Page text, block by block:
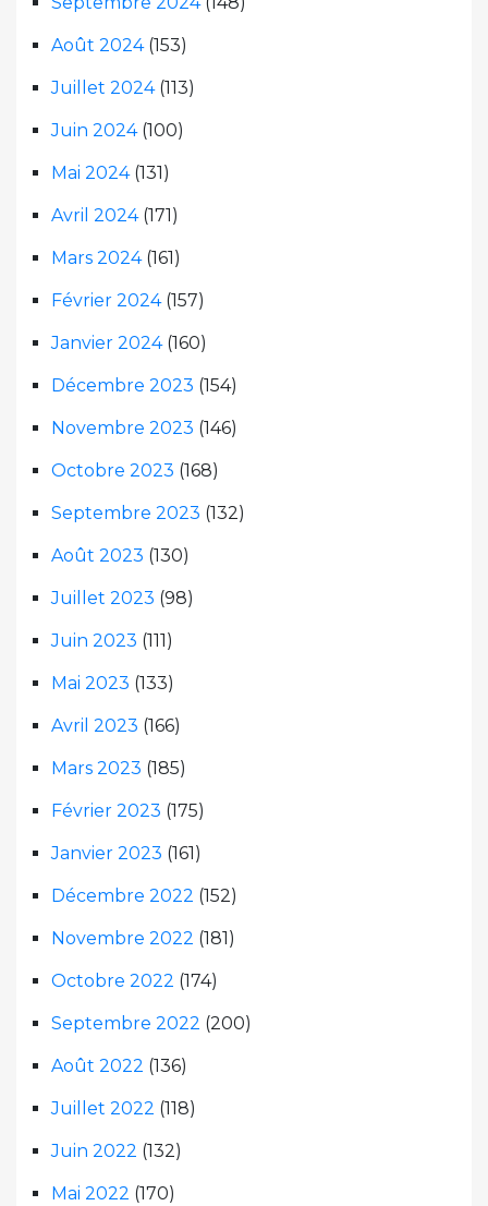
Août 2024(153)
Juillet 2024(113)
Juin 2024(100)
Mai 2024(131)
Avril 2024(171)
Mars 2024(161)
Février 2024(157)
Janvier 2024(160)
Décembre 2023 (154)
Novembre 2023 (146)
Octobre 2023 (168)
Septembre 2023 (132)
Août 2023 (130)
Juillet 2023 (98)
Juin 2023 (111)
Mai 2023 (133)
Avril 2023 (166)
Mars 2023 (185)
Février 2023 (175)
Janvier 2023 (161)
Décembre 2022 (152)
Novembre 2022 (181)
Octobre 2022 (174)
Septembre 2022 (200)
Août 2022 (136)
Juillet 2022 (118)
Juin 2022 (132)
Mai 2022 (170)